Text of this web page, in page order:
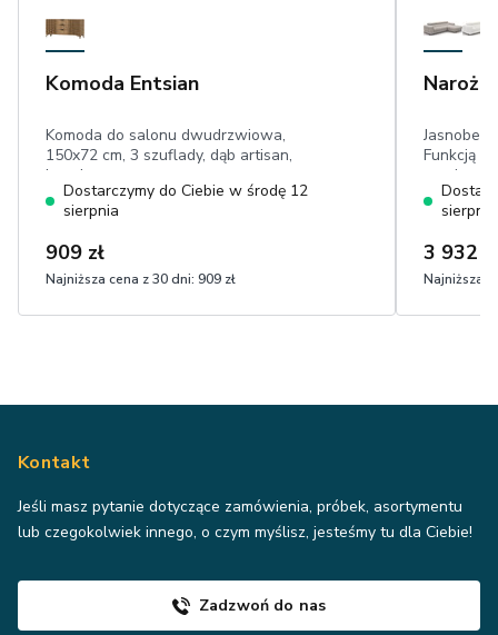
Komoda Entsian
Komoda do salonu dwudrzwiowa,
150x72 cm, 3 szuflady, dąb artisan,
lamele
Dostarczymy do Ciebie w środę 12
sierpnia
909 zł
Najniższa cena z 30 dni: 909 zł
Funkcją
pojemnik
sierpnia
3 932
Najniższa
Kontakt
Jeśli masz pytanie dotyczące zamówienia, próbek, asortymentu
lub czegokolwiek innego, o czym myślisz, jesteśmy tu dla Ciebie!
Zadzwoń do nas